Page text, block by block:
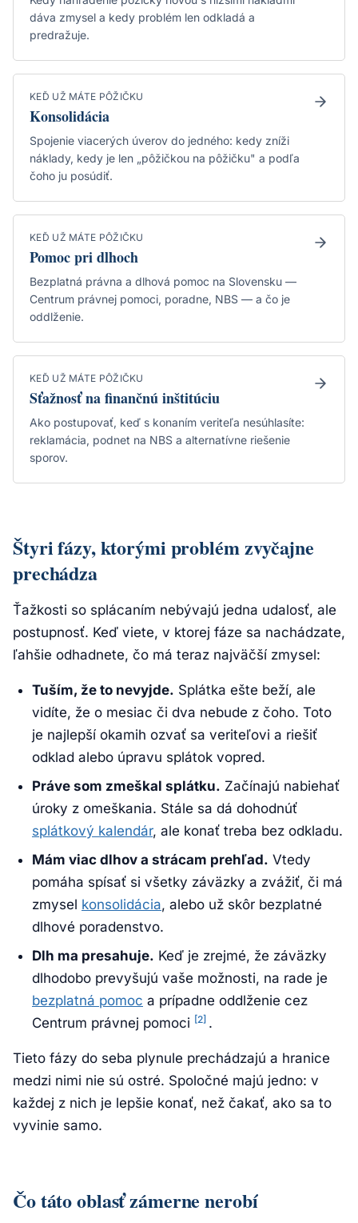
dáva zmysel a kedy problém len odkladá a
predražuje.
KEĎ UŽ MÁTE PÔŽIČKU
Konsolidácia
Spojenie viacerých úverov do jedného: kedy zníži
náklady, kedy je len „pôžičkou na pôžičku" a podľa
čoho ju posúdiť.
KEĎ UŽ MÁTE PÔŽIČKU
Pomoc pri dlhoch
Bezplatná právna a dlhová pomoc na Slovensku —
Centrum právnej pomoci, poradne, NBS — a čo je
oddlženie.
KEĎ UŽ MÁTE PÔŽIČKU
Sťažnosť na finančnú inštitúciu
Ako postupovať, keď s konaním veriteľa nesúhlasíte:
reklamácia, podnet na NBS a alternatívne riešenie
sporov.
Štyri fázy, ktorými problém zvyčajne
prechádza
Ťažkosti so splácaním nebývajú jedna udalosť, ale
postupnosť. Keď viete, v ktorej fáze sa nachádzate,
ľahšie odhadnete, čo má teraz najväčší zmysel:
Tuším, že to nevyjde. Splátka ešte beží, ale
vidíte, že o mesiac či dva nebude z čoho. Toto
je najlepší okamih ozvať sa veriteľovi a riešiť
odklad alebo úpravu splátok vopred.
Práve som zmeškal splátku. Začínajú nabiehať
úroky z omeškania. Stále sa dá dohodnúť
splátkový kalendár, ale konať treba bez odkladu.
Mám viac dlhov a strácam prehľad. Vtedy
pomáha spísať si všetky záväzky a zvážiť, či má
zmysel konsolidácia, alebo už skôr bezplatné
dlhové poradenstvo.
Dlh ma presahuje. Keď je zrejmé, že záväzky
dlhodobo prevyšujú vaše možnosti, na rade je
bezplatná pomoc a prípadne oddlženie cez
Centrum právnej pomoci [2] .
Tieto fázy do seba plynule prechádzajú a hranice
medzi nimi nie sú ostré. Spoločné majú jedno: v
každej z nich je lepšie konať, než čakať, ako sa to
vyvinie samo.
Čo táto oblasť zámerne nerobí